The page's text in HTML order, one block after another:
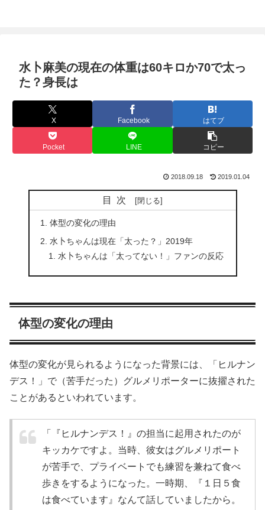
水卜麻美の現在の体重は60キロか70で太っ
た？身長は
X Facebook はてブ
Pocket LINE コピー
2018.09.18 2019.01.04
目次
体型の変化の理由
水卜ちゃんは現在「太った？」2019年
水卜ちゃんは「太ってない！」ファンの反応
体型の変化の理由
体型の変化が見られるようになった背景には、「ヒルナン
デス！」で（苦手だった）グルメリポーターに抜擢された
ことがあるといわれています。
「『ヒルナンデス！』の担当に起用されたのが
キッカケですよ。当時、彼女はグルメリポート
が苦手で、プライベートでも練習を兼ねて食べ
歩きをするようになった。一時期、『１日５食
は食べています』なんて話していましたから。